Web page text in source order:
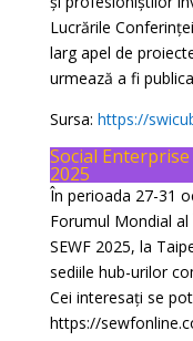
Lucrările
larg apel de
urmează a fi
Sursa: https://
Social
2025
În perioada 27-31
Forumul Mondial
SEWF 2025, la
sediile hub-urilor
Cei interesați se
https://